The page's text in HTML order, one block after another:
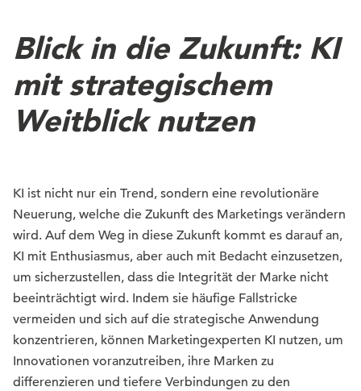
Blick in die Zukunft: KI
mit strategischem
Weitblick nutzen
KI ist nicht nur ein Trend, sondern eine revolutionäre
Neuerung, welche die Zukunft des Marketings verändern
wird. Auf dem Weg in diese Zukunft kommt es darauf an,
KI mit Enthusiasmus, aber auch mit Bedacht einzusetzen,
um sicherzustellen, dass die Integrität der Marke nicht
beeinträchtigt wird. Indem sie häufige Fallstricke
vermeiden und sich auf die strategische Anwendung
konzentrieren, können Marketingexperten KI nutzen, um
Innovationen voranzutreiben, ihre Marken zu
differenzieren und tiefere Verbindungen zu den